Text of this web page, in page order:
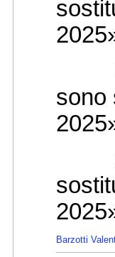
sono
Barzotti